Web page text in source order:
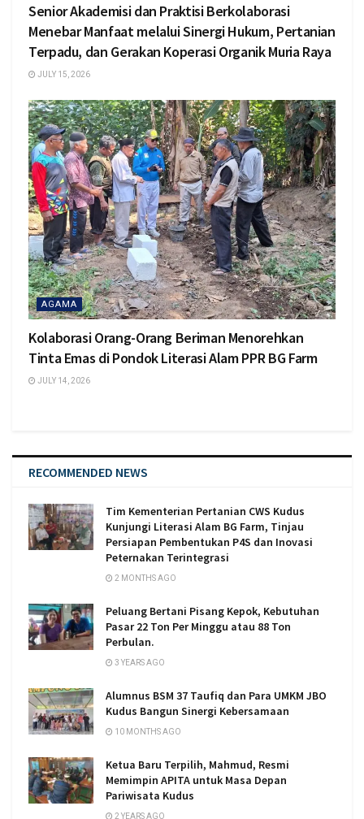
Senior Akademisi dan Praktisi Berkolaborasi
Menebar Manfaat melalui Sinergi Hukum, Pertanian
Terpadu, dan Gerakan Koperasi Organik Muria Raya
JULY 15, 2026
AGAMA
Kolaborasi Orang-Orang Beriman Menorehkan
Tinta Emas di Pondok Literasi Alam PPR BG Farm
JULY 14, 2026
RECOMMENDED NEWS
Tim Kementerian Pertanian CWS Kudus
Kunjungi Literasi Alam BG Farm, Tinjau
Persiapan Pembentukan P4S dan Inovasi
Peternakan Terintegrasi
2 MONTHS AGO
Peluang Bertani Pisang Kepok, Kebutuhan
Pasar 22 Ton Per Minggu atau 88 Ton
Perbulan.
3 YEARS AGO
Alumnus BSM 37 Taufiq dan Para UMKM JBO
Kudus Bangun Sinergi Kebersamaan
10 MONTHS AGO
Ketua Baru Terpilih, Mahmud, Resmi
Memimpin APITA untuk Masa Depan
Pariwisata Kudus
2 YEARS AGO